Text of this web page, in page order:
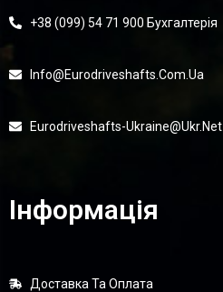
+38 (099) 54 71 900 Бухгалтерія
Info@eurodriveshafts.com.ua
Eurodriveshafts-Ukraine@ukr.net
Інформація
Доставка Та Оплата